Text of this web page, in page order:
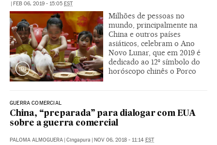
FEB 06, 2019 - 15:05 EST
Milhões de pessoas no
mundo, principalmente na
China e outros países
asiáticos, celebram o Ano
Novo Lunar, que em 2019 é
dedicado ao 12º símbolo do
horóscopo chinês o Porco
GUERRA COMERCIAL
China, “preparada” para dialogar com EUA
sobre a guerra comercial
PALOMA ALMOGUERA Cingapura NOV 06, 2018 - 11:14 EST